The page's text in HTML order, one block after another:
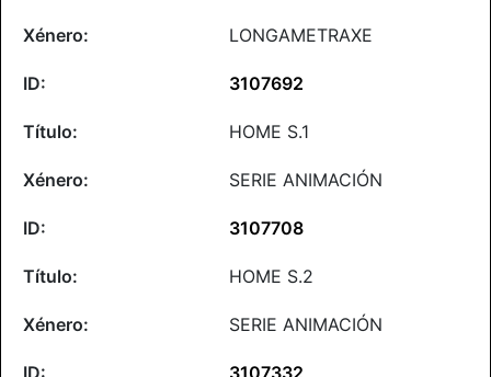
LONGAMETRAXE
3107692
HOME S.1
SERIE ANIMACIÓN
3107708
HOME S.2
SERIE ANIMACIÓN